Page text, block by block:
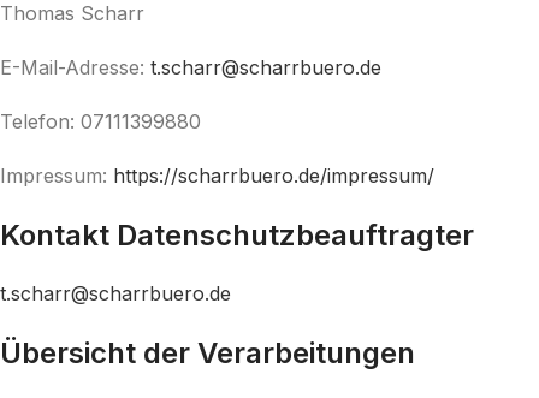
Thomas Scharr
E-Mail-Adresse: t.scharr@scharrbuero.de
Telefon: 07111399880
Impressum: https://scharrbuero.de/impressum/
Kontakt Datenschutzbeauftragter
t.scharr@scharrbuero.de
Übersicht der Verarbeitungen